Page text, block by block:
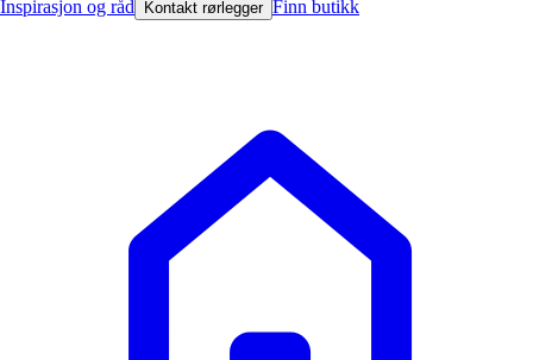
Inspirasjon og råd Kontakt rørlegger Finn butikk